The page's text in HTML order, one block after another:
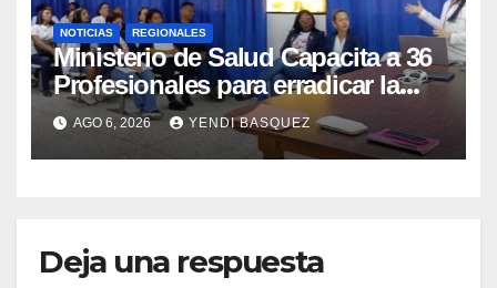
NOTICIAS REGIONALES
Ministerio de Salud Capacita a 36
Profesionales para erradicar la
Tuberculosis en Yaracuy
AGO 6, 2026 YENDI BASQUEZ
Deja una respuesta